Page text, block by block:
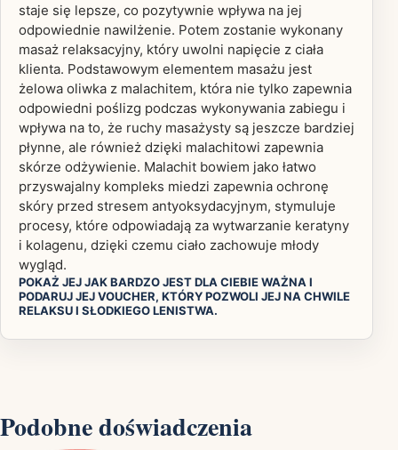
staje się lepsze, co pozytywnie wpływa na jej
odpowiednie nawilżenie. Potem zostanie wykonany
masaż relaksacyjny, który uwolni napięcie z ciała
klienta. Podstawowym elementem masażu jest
żelowa oliwka z malachitem, która nie tylko zapewnia
odpowiedni poślizg podczas wykonywania zabiegu i
wpływa na to, że ruchy masażysty są jeszcze bardziej
płynne, ale również dzięki malachitowi zapewnia
skórze odżywienie. Malachit bowiem jako łatwo
przyswajalny kompleks miedzi zapewnia ochronę
skóry przed stresem antyoksydacyjnym, stymuluje
procesy, które odpowiadają za wytwarzanie keratyny
i kolagenu, dzięki czemu ciało zachowuje młody
wygląd.
POKAŻ JEJ JAK BARDZO JEST DLA CIEBIE WAŻNA I
PODARUJ JEJ VOUCHER, KTÓRY POZWOLI JEJ NA CHWILE
RELAKSU I SŁODKIEGO LENISTWA.
Podobne doświadczenia